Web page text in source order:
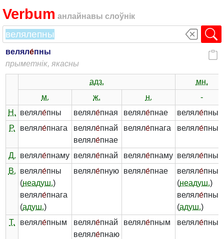
Verbum анлайнавы слоўнік
веляле́пны
прыметнік, якасны
адз.
мн.
м.
ж. н.
-
Н. веляле́пны веляле́пная веляле́пнае веляле́пныя
Р.
веляле́пнага веляле́пнай
веляле́пнае
веляле́пнага веляле́пных
Д. веляле́пнаму веляле́пнай веляле́пнаму веляле́пным
В. веляле́пны
(неадуш.)
веляле́пнага
(адуш.)
веляле́пную веляле́пнае веляле́пныя
(неадуш.)
веляле́пных
(адуш.)
Т.
веляле́пным веляле́пнай
веляле́пнаю
веляле́пным веляле́